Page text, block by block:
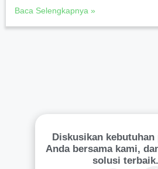
Baca Selengkapnya »
Diskusikan
Anda bersama kami,
solusi terbaik.